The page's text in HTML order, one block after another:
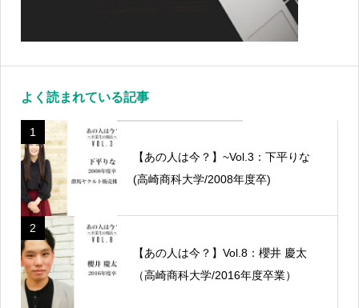
よく読まれている記事
1
【あの人は今？】~Vol.3：下平りな
(高崎商科大学/2008年度卒)
2
【あの人は今？】Vol.8：櫻井 慶太
（高崎商科大学/2016年度卒業）